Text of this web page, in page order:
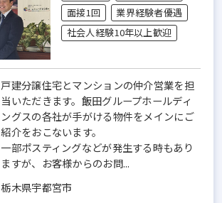
面接1回
業界経験者優遇
社会人経験10年以上歓迎
戸建分譲住宅とマンションの仲介営業を担
当いただきます。飯田グループホールディ
ングスの各社が手がける物件をメインにご
紹介をおこないます。
一部ポスティングなどが発生する時もあり
ますが、お客様からのお問...
栃木県宇都宮市